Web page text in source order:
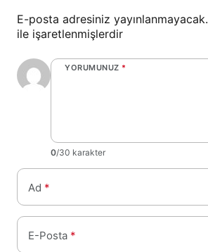
E-posta adresiniz yayınlanmayacak.
ile işaretlenmişlerdir
YORUMUNUZ *
0/30 karakter
Ad *
E-Posta *